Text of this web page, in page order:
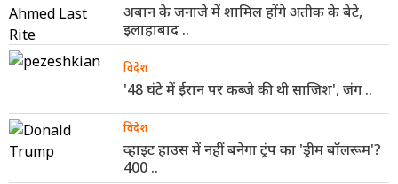
अबान के जनाजे में शामिल होंगे अतीक के बेटे,
इलाहाबाद ..
विदेश
'48 घंटे में ईरान पर कब्जे की थी साजिश', जंग ..
विदेश
व्हाइट हाउस में नहीं बनेगा ट्रंप का 'ड्रीम बॉलरूम'?
400 ..